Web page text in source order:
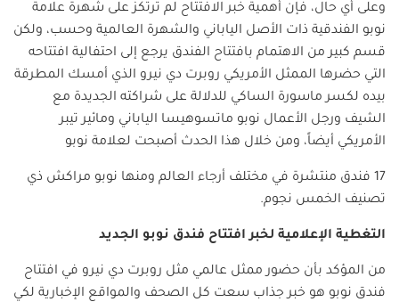
وعلى أي حال، فإن أهمية خبر الافتتاح لم ترتكز على شهرة علامة
نوبو الفندقية ذات الأصل الياباني والشهرة العالمية وحسب، ولكن
قسم كبير من الاهتمام بافتتاح الفندق يرجع إلى احتفالية افتتاحه
التي حضرها الممثل الأمريكي روبرت دي نيرو الذي أمسك المطرقة
بيده لكسر ماسورة الساكي للدلالة على شراكته الجديدة مع
الشيف ورجل الأعمال نوبو ماتسوهيسا الياباني ومائير تيبر
الأمريكي أيضاً، ومن خلال هذا الحدث أصبحت لعلامة نوبو
17 فندق منتشرة في مختلف أرجاء العالم ومنها نوبو مراكش ذي
تصنيف الخمس نجوم.
التغطية الإعلامية لخبر افتتاح فندق نوبو الجديد
من المؤكد بأن حضور ممثل عالمي مثل روبرت دي نيرو في افتتاح
فندق نوبو هو خبر جذاب سعت كل الصحف والمواقع الإخبارية لكي